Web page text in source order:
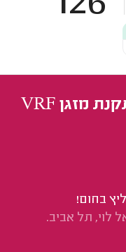
חוות דעת אחרונות על התקנת מזגן VRF
בחום!
לוי, תל אביב.